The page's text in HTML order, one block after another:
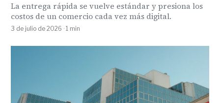
La entrega rápida se vuelve estándar y presiona los
costos de un comercio cada vez más digital.
3 de julio de 2026 · 1 min